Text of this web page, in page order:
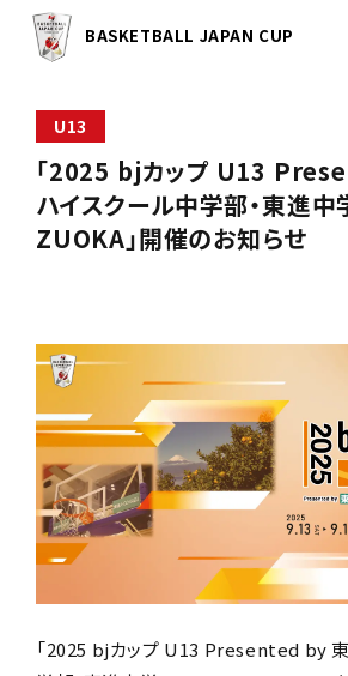
BASKETBALL JAPAN CUP
U13
「2025 bjカップ U13
ハイスクール中学部・東進
ZUOKA」開催のお知らせ
「2025 bjカップ U13 Presented by